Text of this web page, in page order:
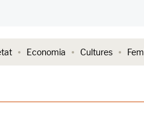
Economia Cultures